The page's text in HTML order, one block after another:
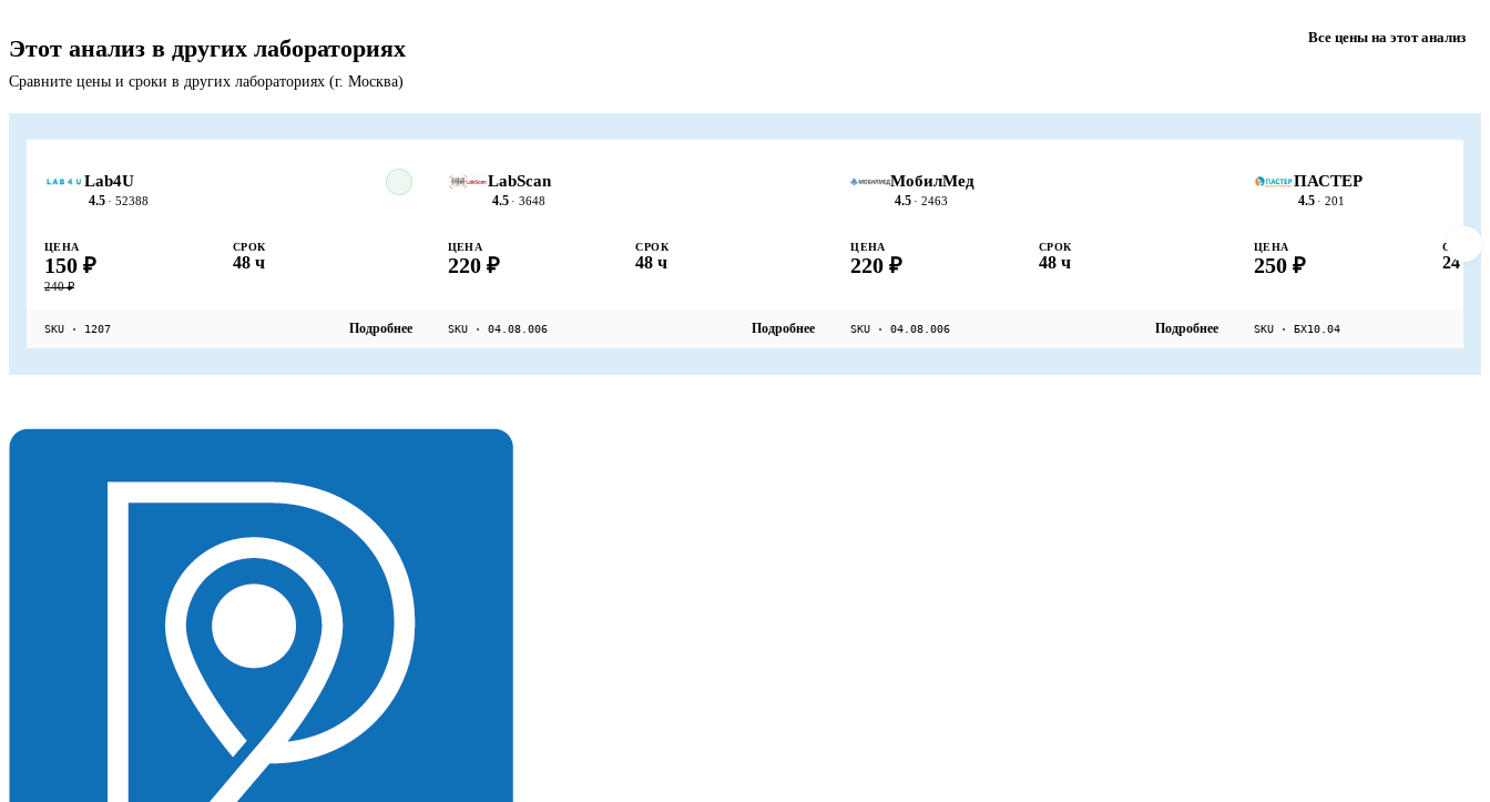
Этот анализ в других лабораториях Все цены на этот анализ
Сравните цены и сроки в других лабораториях (г. Москва)
Lab4U
4.5 · 52388
ЦЕНА
150 ₽
240 ₽
СРОК
48 ч
SKU · 1207 Подробнее
LabScan
4.5 · 3648
ЦЕНА
220 ₽
СРОК
48 ч
SKU · 04.08.006 Подробнее
МобилМед
4.5 · 2463
ЦЕНА
220 ₽
СРОК
48 ч
SKU · 04.08.006 Подробнее
ПАСТЕР
4.5 · 201
ЦЕНА
250 ₽
СРОК
24 ч
SKU · БХ10.04